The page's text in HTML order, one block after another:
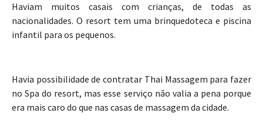
Haviam muitos casais com crianças, de todas as
nacionalidades. O resort tem uma brinquedoteca e piscina
infantil para os pequenos.
Havia possibilidade de contratar Thai Massagem para fazer
no Spa do resort, mas esse serviço não valia a pena porque
era mais caro do que nas casas de massagem da cidade.